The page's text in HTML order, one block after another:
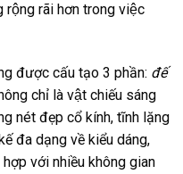
rộng rãi hơn trong việc
được cấu tạo 3 phần: đế
chỉ là vật chiếu sáng
nét đẹp cổ kính, tĩnh lặng
đa dạng về kiểu dáng,
với nhiều không gian